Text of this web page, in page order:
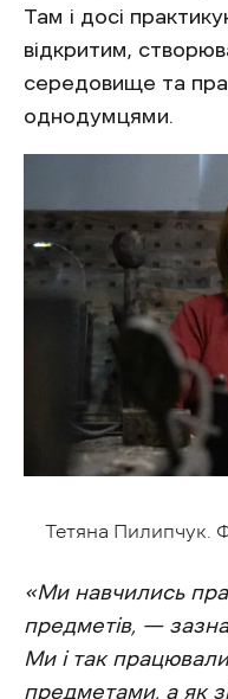
Там і досі
відкритим,
середовище та
однодумцями.
Тетяна Пилипчук.
«Ми навчились
предметів, —
Ми і так
предметами, а як